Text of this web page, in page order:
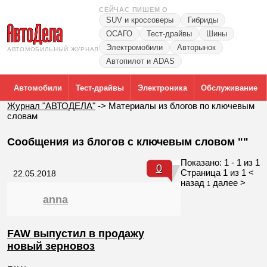
АВТОМОБИЛЬНЫЙ ЖУРНАЛ
СЕЙЧАС ПИШЕМ О
SUV и кроссоверы
Гибриды
ОСАГО
Тест-драйвы
Шины
Электромобили
Авторынок
Автопилот и ADAS
Автомобили Тест-драйвы Электроника Обслуживание
Журнал "АВТОДЕЛА" -> Материалы из блогов по ключевым
словам
Сообщения из блогов с ключевым словом ""
22.05.2018 0
anna
FAW выпустил в продажу
новый зерновоз
Показано: 1 - 1 из 1
Страница 1 из 1 <
назад 1 далее >